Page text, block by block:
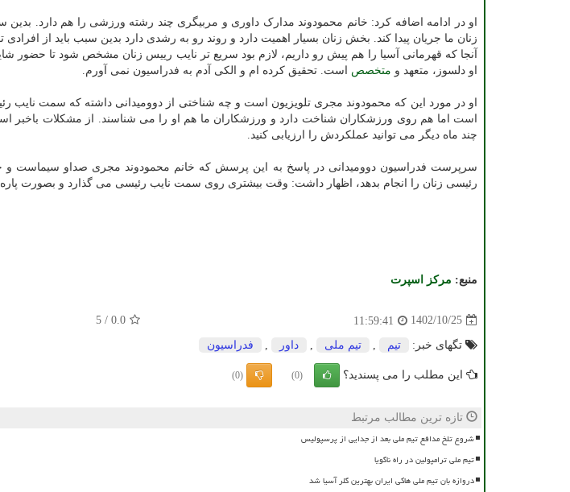
او در ادامه اضافه کرد: خانم محمودوند مدارک داوری و مربیگری چند رشته ورزشی را هم دارد.
زنان ما جریان پیدا کند. بخش زنان بسیار اهمیت دارد و روند رو به رشدی دارد بدین سبب باید از افرادی
آنجا که قهرمانی آسیا را هم پیش رو داریم، لازم بود سریع تر نایب رییس زنان مشخص شود تا حضور
او دلسوز، متعهد و متخصص است. تحقیق کرده ام و الکی آدم به فدراسیون نمی آورم.
او در مورد این که محمودوند مجری تلویزیون است و چه شناختی از دوومیدانی داشته که سمت نایب
است اما هم روی ورزشکاران شناخت دارد و ورزشکاران ما هم او را می شناسند. از مشکلات باخبر
چند ماه دیگر می توانید عملکردش را ارزیابی کنید.
سرپرست فدراسیون دوومیدانی در پاسخ به این پرسش که خانم محمودوند مجری صداو سیماست و
رئیسی زنان را انجام بدهد، اظهار داشت: وقت بیشتری روی سمت نایب رئیسی می گذارد و بصورت
منبع: مركز اسپرت
1402/10/25
11:59:41
0.0
/
5
تگهای خبر: تیم تیم ملی داور فدراسیون
این مطلب را می پسندید؟ (0)
(0)
تازه ترین مطالب مرتبط
شروع تلخ مدافع تیم ملی بعد از جدایی از پرسپولیس
تیم ملی ترامپولین در راه ناگویا
دروازه بان تیم ملی هاکی ایران بهترین گلر آسیا شد